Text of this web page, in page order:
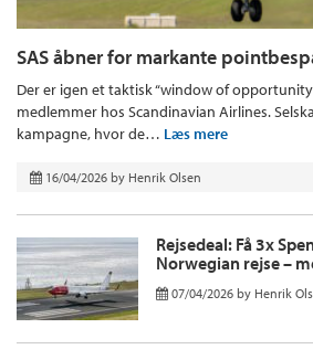
SAS åbner for markante
Der er igen et taktisk “window of
medlemmer hos Scandinavian Airlines.
kampagne, hvor de… Læs mere
16/04/2026 by Henrik Olsen
Rejsedeal: Få 3x
Norwegian rejse –
07/04/2026 by Henrik